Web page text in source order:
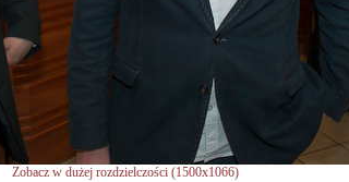
Zobacz w dużej rozdzielczości (1500x1066)